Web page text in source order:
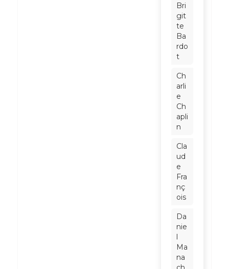
Bri
git
te
Ba
rdo
t
Ch
arli
e
Ch
apli
n
Cla
ud
e
Fra
nç
ois
Da
nie
l
Ma
na